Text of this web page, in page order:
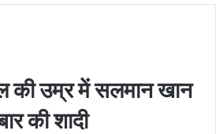
की उम्र में सलमान खान
की शादी